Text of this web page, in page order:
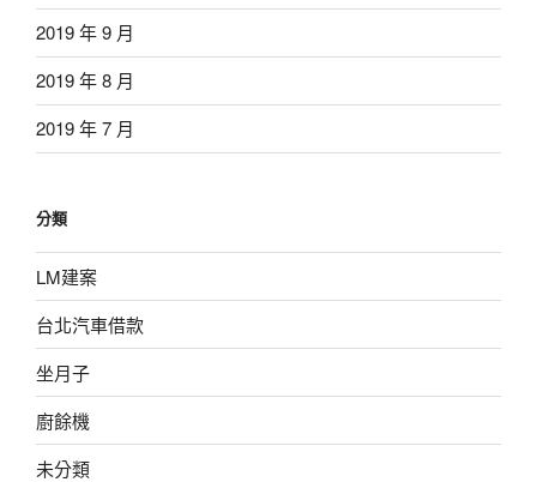
2019 年 9 月
2019 年 8 月
2019 年 7 月
分類
LM建案
台北汽車借款
坐月子
廚餘機
未分類